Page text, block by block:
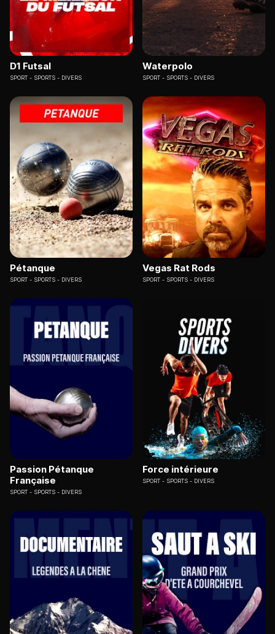
D1 Futsal
SPORT SPORTS - DIVERS
Waterpolo
SPORT SPORTS - DIVERS
Pétanque
SPORT SPORTS - DIVERS
Vegas Rat Rods
SPORT SPORTS - DIVERS
Passion Pétanque
Française
SPORT SPORTS - DIVERS
Force intérieure
SPORT SPORTS - DIVERS